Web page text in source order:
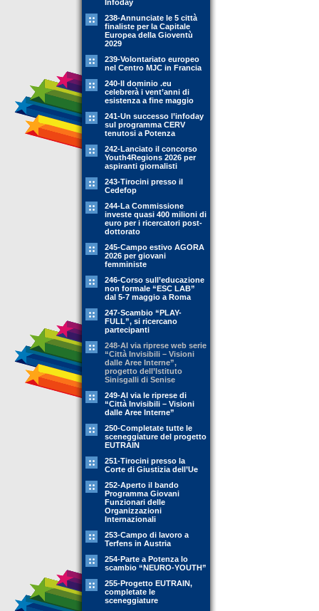
Infoday
238-Annunciate le 5 città
finaliste per la Capitale
Europea della Gioventù
2029
239-Volontariato europeo
nel Centro MJC in Francia
240-Il dominio .eu
celebrerà i vent’anni di
esistenza a fine maggio
241-Un successo l’infoday
sul programma CERV
tenutosi a Potenza
242-Lanciato il concorso
Youth4Regions 2026 per
aspiranti giornalisti
243-Tirocini presso il
Cedefop
244-La Commissione
investe quasi 400 milioni di
euro per i ricercatori post-
dottorato
245-Campo estivo AGORA
2026 per giovani
femministe
246-Corso sull’educazione
non formale “ESC LAB”
dal 5-7 maggio a Roma
247-Scambio “PLAY-
FULL”, si ricercano
partecipanti
248-Al via riprese web serie
“Città Invisibili – Visioni
dalle Aree Interne”,
progetto dell’Istituto
Sinisgalli di Senise
249-Al via le riprese di
“Città Invisibili – Visioni
dalle Aree Interne”
250-Completate tutte le
sceneggiature del progetto
EUTRAIN
251-Tirocini presso la
Corte di Giustizia dell’Ue
252-Aperto il bando
Programma Giovani
Funzionari delle
Organizzazioni
Internazionali
253-Campo di lavoro a
Terfens in Austria
254-Parte a Potenza lo
scambio “NEURO-YOUTH”
255-Progetto EUTRAIN,
completate le
sceneggiature